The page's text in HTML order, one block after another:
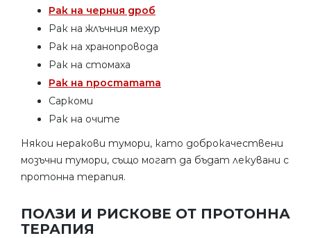
Рак на черния дроб
Рак на жлъчния мехур
Рак на хранопровода
Рак на стомаха
Рак на простатата
Саркоми
Рак на очите
Някои неракови тумори, като доброкачествени
мозъчни тумори, също могат да бъдат лекувани с
протонна терапия.
ПОЛЗИ И РИСКОВЕ ОТ ПРОТОННА
ТЕРАПИЯ